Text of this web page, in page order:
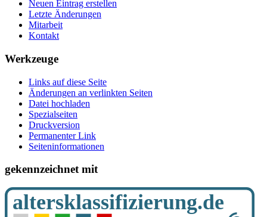
Neuen Eintrag erstellen
Letzte Änderungen
Mitarbeit
Kontakt
Werkzeuge
Links auf diese Seite
Änderungen an verlinkten Seiten
Datei hochladen
Spezialseiten
Druckversion
Permanenter Link
Seiten­­informationen
gekennzeichnet mit